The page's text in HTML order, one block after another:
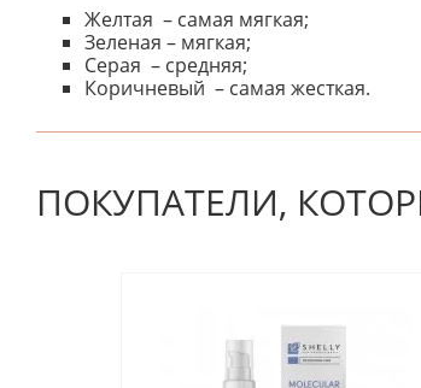
Желтая – самая мягкая;
Зеленая – мягкая;
Серая – средняя;
Коричневый – самая жесткая.
К настоящему времени нет отзывов.
ПОКУПАТЕЛИ,